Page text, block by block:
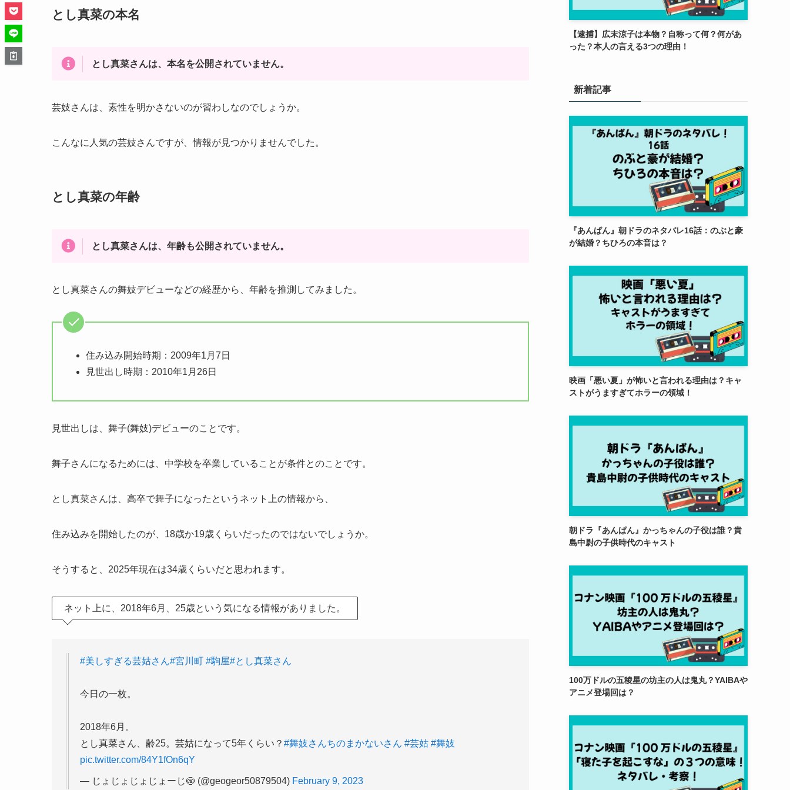
とし真菜の本名
とし真菜さんは、本名を公開されていません。
芸妓さんは、素性を明かさないのが習わしなのでしょうか。
こんなに人気の芸妓さんですが、情報が見つかりませんでした。
とし真菜の年齢
とし真菜さんは、年齢も公開されていません。
とし真菜さんの舞妓デビューなどの経歴から、年齢を推測してみました。
住み込み開始時期：2009年1月7日
見世出し時期：2010年1月26日
見世出しは、舞子(舞妓)デビューのことです。
舞子さんになるためには、中学校を卒業していることが条件とのことです。
とし真菜さんは、高卒で舞子になったというネット上の情報から、
住み込みを開始したのが、18歳か19歳くらいだったのではないでしょうか。
そうすると、2025年現在は34歳くらいだと思われます。
ネット上に、2018年6月、25歳という気になる情報がありました。
#美しすぎる芸姑さん#宮川町 #駒屋#とし真菜さん
今日の一枚。
2018年6月。
とし真菜さん、齢25。芸姑になって5年くらい？ #舞妓さんちのまかないさん #芸姑 #舞妓
pic.twitter.com/84Y1fOn6qY
— じょじょじょじょーじ🍥 (@geogeor50879504) February 9, 2023
【逮捕】広末涼子は本物？自称って何？何があ
った？本人の言える3つの理由！
新着記事
『あんぱん』朝ドラのネタバレ16話：のぶと豪
が結婚？ちひろの本音は？
映画「悪い夏」が怖いと言われる理由は？キャ
ストがうますぎてホラーの領域！
朝ドラ『あんぱん』かっちゃんの子役は誰？貴
島中尉の子供時代のキャスト
100万ドルの五稜星の坊主の人は鬼丸？YAIBAや
アニメ登場回は？